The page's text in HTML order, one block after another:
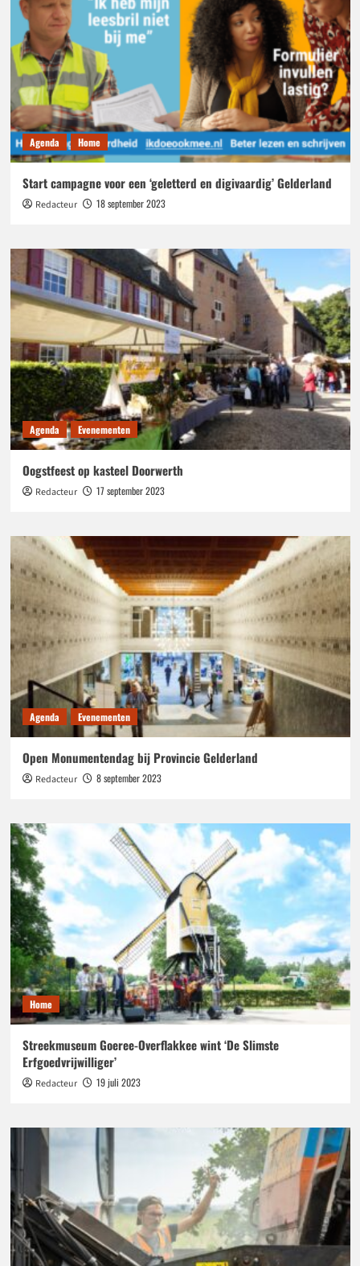
Agenda Home
Start campagne voor een ‘geletterd en digivaardig’ Gelderland
Redacteur 18 september 2023
Agenda Evenementen
Oogstfeest op kasteel Doorwerth
Redacteur 17 september 2023
Agenda Evenementen
Open Monumentendag bij Provincie Gelderland
Redacteur 8 september 2023
Home
Streekmuseum Goeree-Overflakkee wint ‘De Slimste
Erfgoedvrijwilliger’
Redacteur 19 juli 2023